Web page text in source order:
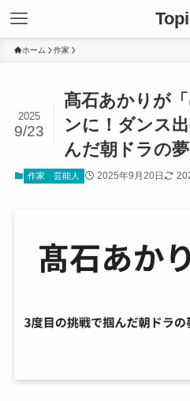
ホーム 作家
髙石あかりが
ンに！ダンス
んだ朝ドラの夢
2025
9/23
作家 芸能人 2025年9月20日